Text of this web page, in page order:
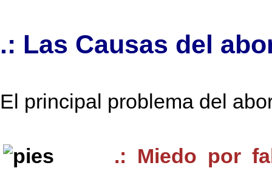
.: Las Causas del
El principal problema del
.: Miedo por